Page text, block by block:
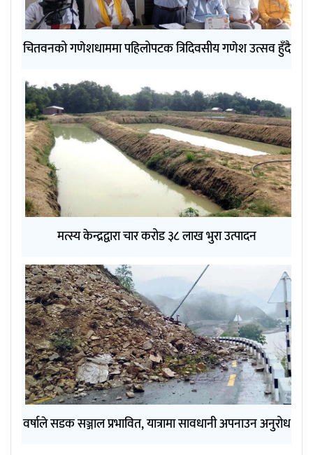
चितवनको गणेशधाममा पहिलोपटक त्रिदिवसीय गणेश उत्सव हुँदै
मत्स्य केन्द्रद्वारा चार करोड ३८ लाख भुरा उत्पादन
वर्षाले सडक सञ्जाल प्रभावित, यात्रामा सावधानी अपनाउन अनुरोध